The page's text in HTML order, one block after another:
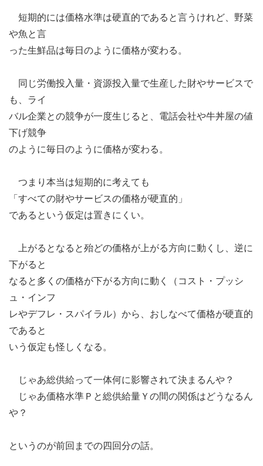
短期的には価格水準は硬直的であると言うけれど、野菜
や魚と言
った生鮮品は毎日のように価格が変わる。
同じ労働投入量・資源投入量で生産した財やサービスで
も、ライ
バル企業との競争が一度生じると、電話会社や牛丼屋の値
下げ競争
のように毎日のように価格が変わる。
つまり本当は短期的に考えても
「すべての財やサービスの価格が硬直的」
であるという仮定は置きにくい。
上がるとなると殆どの価格が上がる方向に動くし、逆に
下がると
なると多くの価格が下がる方向に動く（コスト・プッシ
ュ・インフ
レやデフレ・スパイラル）から、おしなべて価格が硬直的
であると
いう仮定も怪しくなる。
じゃあ総供給って一体何に影響されて決まるんや？
じゃあ価格水準Ｐと総供給量Ｙの間の関係はどうなるん
や？
というのが前回までの四回分の話。